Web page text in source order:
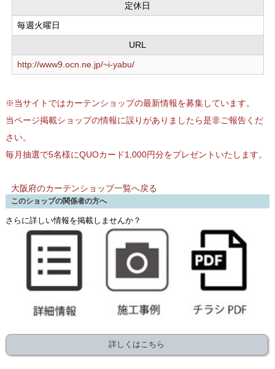
定休日
毎週火曜日
URL
http://www9.ocn.ne.jp/~i-yabu/
※当サイトではカーテンショップの最新情報を募集しています。
当ページ掲載ショップの情報に誤りがありましたら是非ご報告くだ
さい。
毎月抽選で5名様にQUOカード1,000円分をプレゼントいたします。
大阪府のカーテンショップ一覧へ戻る
このショップの関係者の方へ
さらに詳しい情報を掲載しませんか？
詳しくはこちら